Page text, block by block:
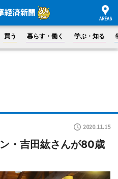
買う 暮らす・働く 学ぶ・知る
2020.11.15
・吉田紘さんが80歳